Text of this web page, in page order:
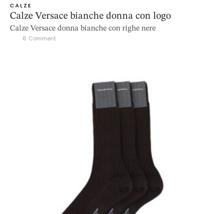
CALZE
Calze Versace bianche donna con logo
Calze Versace donna bianche con righe nere
0 Comment